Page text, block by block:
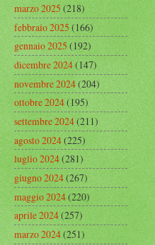
marzo 2025(218)
febbraio 2025(166)
gennaio 2025(192)
dicembre 2024(147)
novembre 2024(204)
ottobre 2024(195)
settembre 2024(211)
agosto 2024(225)
luglio 2024(281)
giugno 2024(267)
maggio 2024(220)
aprile 2024(257)
marzo 2024(251)